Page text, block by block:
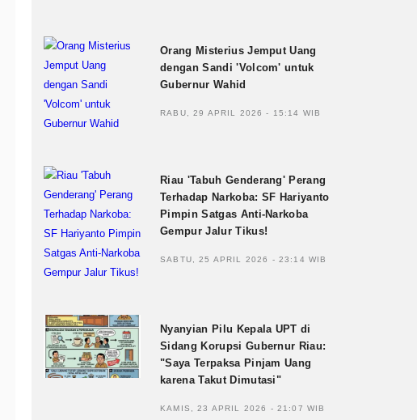
Orang Misterius Jemput Uang
dengan Sandi 'Volcom' untuk
Gubernur Wahid
RABU, 29 APRIL 2026 - 15:14 WIB
Riau 'Tabuh Genderang' Perang
Terhadap Narkoba: SF Hariyanto
Pimpin Satgas Anti-Narkoba
Gempur Jalur Tikus!
SABTU, 25 APRIL 2026 - 23:14 WIB
Nyanyian Pilu Kepala UPT di
Sidang Korupsi Gubernur Riau:
"Saya Terpaksa Pinjam Uang
karena Takut Dimutasi"
KAMIS, 23 APRIL 2026 - 21:07 WIB